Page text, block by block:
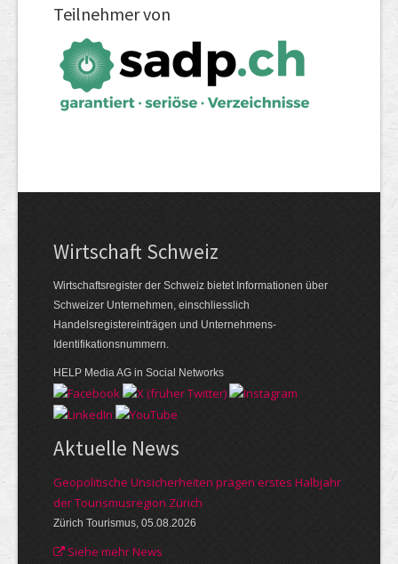
Teilnehmer von
Wirtschaft Schweiz
Wirtschaftsregister der Schweiz bietet Informationen über
Schweizer Unternehmen, einschliesslich
Handelsregistereinträgen und Unternehmens-
Identifikationsnummern.
HELP Media AG in Social Networks
Aktuelle News
Geopolitische Unsicherheiten prägen erstes Halbjahr
der Tourismusregion Zürich
Zürich Tourismus, 05.08.2026
Siehe mehr News